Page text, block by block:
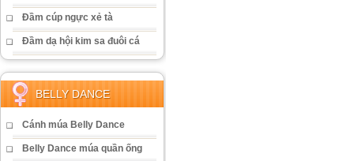
Đầm cúp ngực xẻ tà
Đầm dạ hội kim sa đuôi cá
BELLY DANCE
Cánh múa Belly Dance
Belly Dance múa quần ống